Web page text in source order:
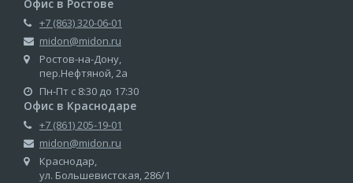
Офис в Ростове
+7 (863) 320-06-01
midon@midon.ru
Ростов-на-Дону,
пер.Нефтяной, 2а
Пн-Пт с 8:30 до 17:30
Офис в Краснодаре
+7 (861) 205-19-01
midon@midon.ru
Краснодар,
ул. Большевистская, 286/1